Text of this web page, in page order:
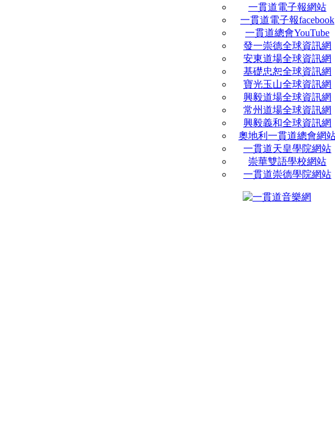
一貫道電子報網站
一貫道電子報facebook
一貫道總會YouTube
發一崇德全球資訊網
安東道場全球資訊網
基礎忠恕全球資訊網
寶光玉山全球資訊網
興毅道場全球資訊網
常州道場全球資訊網
興毅義和全球資訊網
奧地利一貫道總會網
一貫道天皇學院網站
崇華雙語學校網站
一貫道崇德學院網站